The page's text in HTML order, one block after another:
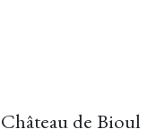
Château de Bioul